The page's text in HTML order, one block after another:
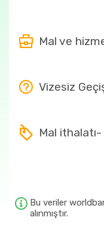
Mal ve
Vizesiz
Mal ithalatı-
Bu veriler
alınmıştır.